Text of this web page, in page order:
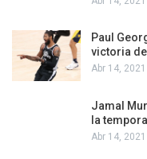
Paul
victoria
Abr 14, 2021
Jamal
la
Abr 14, 2021